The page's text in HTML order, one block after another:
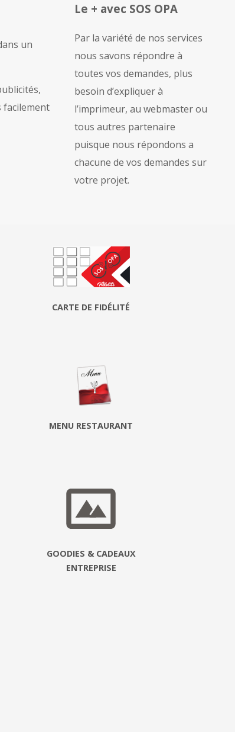
un
facilement
Le + avec SOS OPA
Par la variété de nos services
nous savons répondre à
toutes vos demandes, plus
besoin d’expliquer à
l’imprimeur, au webmaster ou
tous autres partenaire
puisque nous répondons a
chacune de vos demandes sur
votre projet.
CARTE DE FIDÉLITÉ
MENU RESTAURANT
GOODIES & CADEAUX
ENTREPRISE